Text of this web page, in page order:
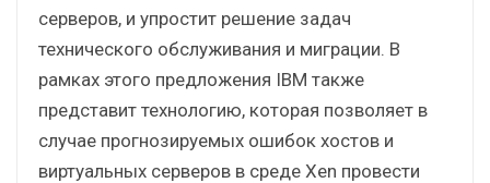
серверов, и упростит решение задач
технического обслуживания и миграции. В
рамках этого предложения IBM также
представит технологию, которая позволяет в
случае прогнозируемых ошибок хостов и
виртуальных серверов в среде Xen провести